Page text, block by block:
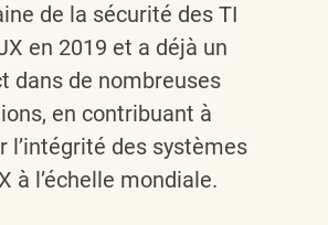
de la sécurité des TI
en 2019 et a déjà un
dans de nombreuses
en contribuant à
l’intégrité des systèmes
à l’échelle mondiale.